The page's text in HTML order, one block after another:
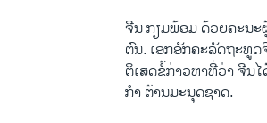
ຈີນ​ ​ກຽມ​ພ້ອມ ​ດ້ວຍ​ຄະ​ນ
ຕົນ. ເອກ​ອັກ​ຄະ​ລັດ​ຖະ​ທູດ​
ຕິ​ເສດ​ຂໍ້​ກ່າວ​ຫາ​ທີ່​ວ່າ ຈີນ​
ກຳ ​ຕ້ານ​ມະ​ນຸດຊາດ​.